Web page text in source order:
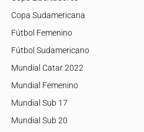
Copa Sudamericana
Fútbol Femenino
Fútbol Sudamericano
Mundial Catar 2022
Mundial Femenino
Mundial Sub 17
Mundial Sub 20